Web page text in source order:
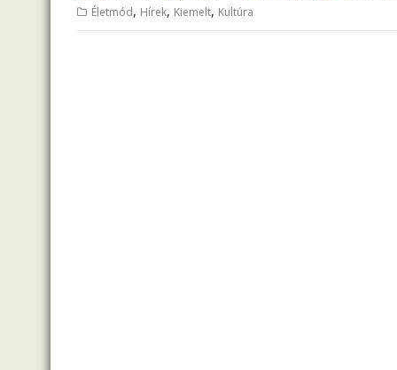
Életmód, Hírek, Kiemelt, Kultúra